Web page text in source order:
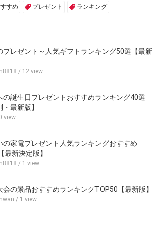
すめ プレゼント ランキング
プレゼント～人気ギフトランキング50選【最新
/ 12 view
の誕生日プレゼントおすすめランキング40選
・最新版】
view
の家電プレゼント人気ランキングおすすめ
最新決定版】
/ 1 view
会の景品おすすめランキングTOP50【最新版】
/ 1 view